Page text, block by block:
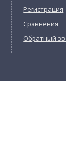
Регистрация
Сравнения
Обратный